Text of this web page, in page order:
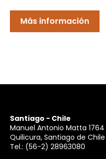
Más información
Santiago - Chile
Manuel Antonio Matta 1764
Quilicura, Santiago de Chile
Tel.: (56-2) 28963080